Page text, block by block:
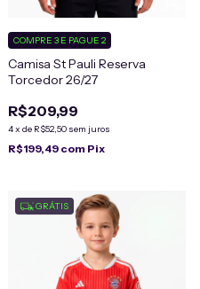
Camisa St Pauli Reserva
Torcedor 26/27
R$209,99
4x de R$52,50 sem juros
COMPRE 3 E PAGUE 2
R$199,49 com Pix
GRÁTIS